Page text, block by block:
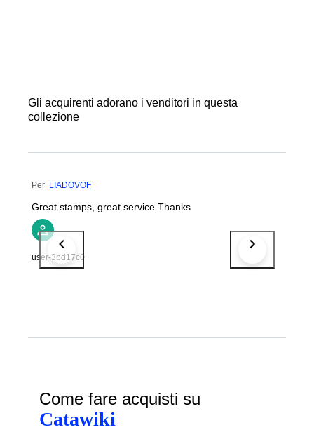
Gli acquirenti adorano i venditori in questa
collezione
Per LIADOVOF
Great stamps, great service Thanks
user-3bd17c0
Come fare acquisti su
Catawiki